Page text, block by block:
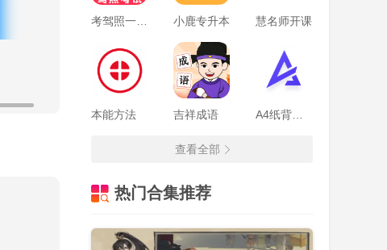
你都可
词。专
。
小鹿专升本 慧名师开课
本能方法 吉祥成语
查看全部
热门合集推荐